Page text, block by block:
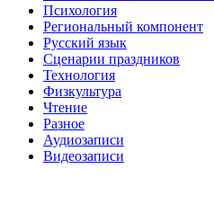
Психология
Региональный компонент
Русский язык
Сценарии праздников
Технология
Физкультура
Чтение
Разное
Аудиозаписи
Видеозаписи